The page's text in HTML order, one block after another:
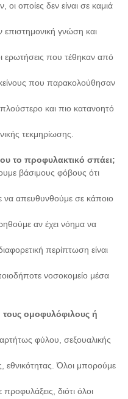
οι οποίες δεν είναι σε καμιά
επιστημονική γνώση και
ερωτήσεις που τέθηκαν από
που παρακολούθησαν
και πιο κατανοητό
τεκμηρίωσης.
το προφυλακτικό σπάει;
βάσιμους φόβους ότι
να απευθυνθούμε σε κάποιο
αν έχει νόημα να
περίπτωση είναι
νοσοκομείο μέσα
ομοφυλόφιλους ή
φύλου, σεξουαλικής
εθνικότητας. Όλοι μπορούμε
διότι όλοι